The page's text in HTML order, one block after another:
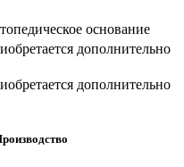
основание
дополнительно
дополнительно